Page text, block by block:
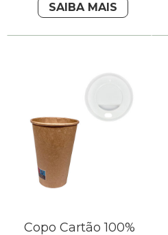
SAIBA MAIS
Copo Cartão 100%